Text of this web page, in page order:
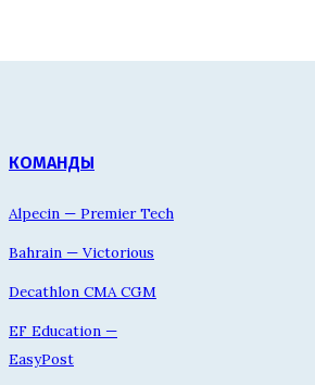
КОМАНДЫ
Alpecin — Premier Tech
Bahrain — Victorious
Decathlon CMA CGM
EF Education —
EasyPost